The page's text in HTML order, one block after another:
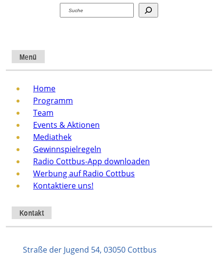
Suchen
Menü
Home
Programm
Team
Events & Aktionen
Mediathek
Gewinnspielregeln
Radio Cottbus-App downloaden
Werbung auf Radio Cottbus
Kontaktiere uns!
Kontakt
Straße der Jugend 54, 03050 Cottbus